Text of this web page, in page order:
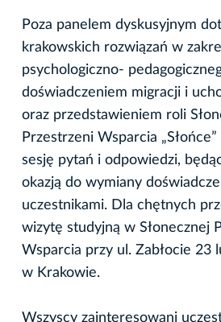
Poza panelem dyskusyjnym
krakowskich rozwiązań w
psychologiczno-
doświadczeniem migracji i
oraz przedstawieniem roli
Przestrzeni Wsparcia
sesję pytań i odpowiedzi,
okazją do wymiany
uczestnikami. Dla chętnych
wizytę studyjną w Słonecznej
Wsparcia przy ul. Zabłocie 23
w Krakowie.
Wszyscy zainteresowani